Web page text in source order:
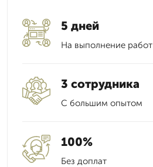
5 дней
На выполнение работ
3 сотрудника
С большим опытом
100%
Без доплат